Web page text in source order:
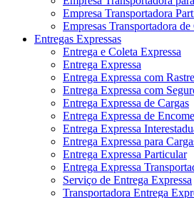
Empresa Transportadora
Empresas Transportadora de
Entregas Expressas
Entrega e Coleta Expressa
Entrega Expressa
Entrega Expressa com
Entrega Expressa com
Entrega Expressa de Cargas
Entrega Expressa de
Entrega Expressa
Entrega Expressa para
Entrega Expressa Particular
Entrega Expressa
Serviço de Entrega Expressa
Transportadora Entrega